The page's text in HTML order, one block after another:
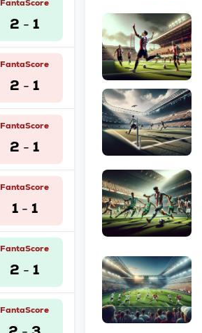
FantaScore
2 - 1
FantaScore
2 - 1
FantaScore
2 - 1
FantaScore
1 - 1
FantaScore
2 - 1
FantaScore